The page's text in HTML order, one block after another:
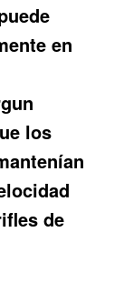
en
los
de